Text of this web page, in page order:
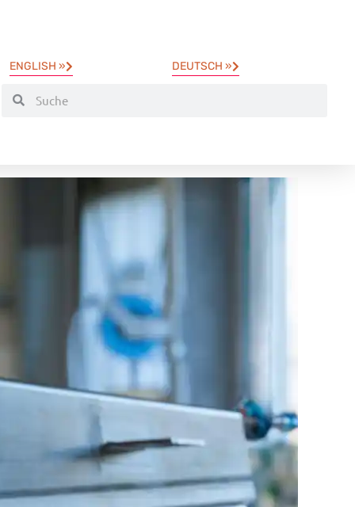
ENGLISH » DEUTSCH »